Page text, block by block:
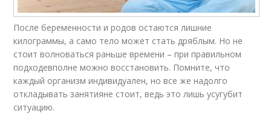
После беременности и родов остаются лишние
килограммы, а само тело может стать дряблым. Но не
стоит волноваться раньше времени – при правильном
подходевполне можно восстановить. Помните, что
каждый организм индивидуален, но все же надолго
откладывать занятияне стоит, ведь это лишь усугубит
ситуацию.